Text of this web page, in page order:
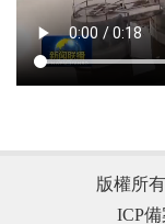
版權所
ICP